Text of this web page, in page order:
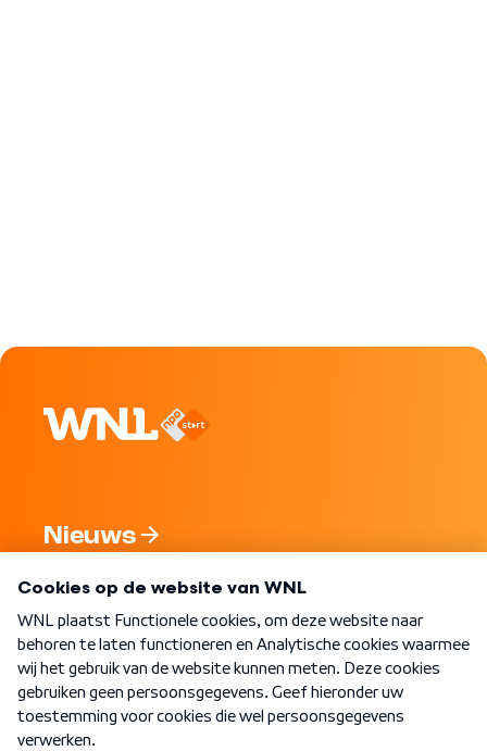
Nieuws
Nieuwsbrief
Word Lid